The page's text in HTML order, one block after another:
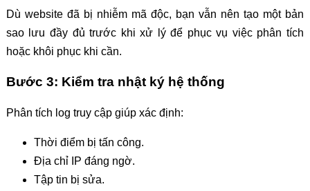
Dù website đã bị nhiễm mã độc, bạn vẫn nên tạo một bản
sao lưu đầy đủ trước khi xử lý để phục vụ việc phân tích
hoặc khôi phục khi cần.
Bước 3: Kiểm tra nhật ký hệ thống
Phân tích log truy cập giúp xác định:
Thời điểm bị tấn công.
Địa chỉ IP đáng ngờ.
Tập tin bị sửa.